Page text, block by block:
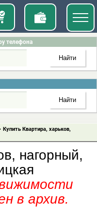
телефона
Купить Квартира, харьков,
нагорный,
в архив.